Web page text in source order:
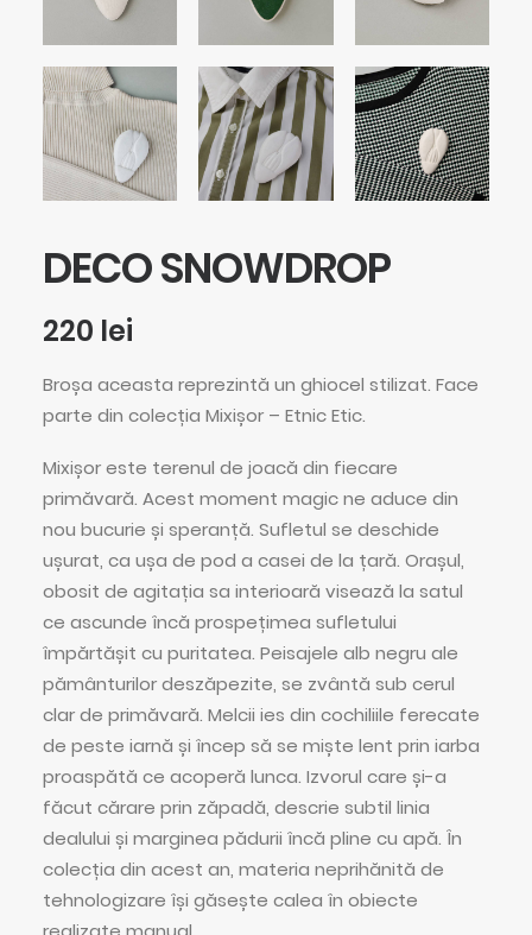
DECO SNOWDROP
220 lei
Broșa aceasta reprezintă un ghiocel stilizat. Face
parte din colecția Mixișor – Etnic Etic.
Mixișor este terenul de joacă din fiecare
primăvară. Acest moment magic ne aduce din
nou bucurie și speranță. Sufletul se deschide
ușurat, ca ușa de pod a casei de la țară. Orașul,
obosit de agitația sa interioară visează la satul
ce ascunde încă prospețimea sufletului
împărtășit cu puritatea. Peisajele alb negru ale
pământurilor deszăpezite, se zvântă sub cerul
clar de primăvară. Melcii ies din cochiliile ferecate
de peste iarnă și încep să se miște lent prin iarba
proaspătă ce acoperă lunca. Izvorul care și-a
făcut cărare prin zăpadă, descrie subtil linia
dealului și marginea pădurii încă pline cu apă. În
colecția din acest an, materia neprihănită de
tehnologizare își găsește calea în obiecte